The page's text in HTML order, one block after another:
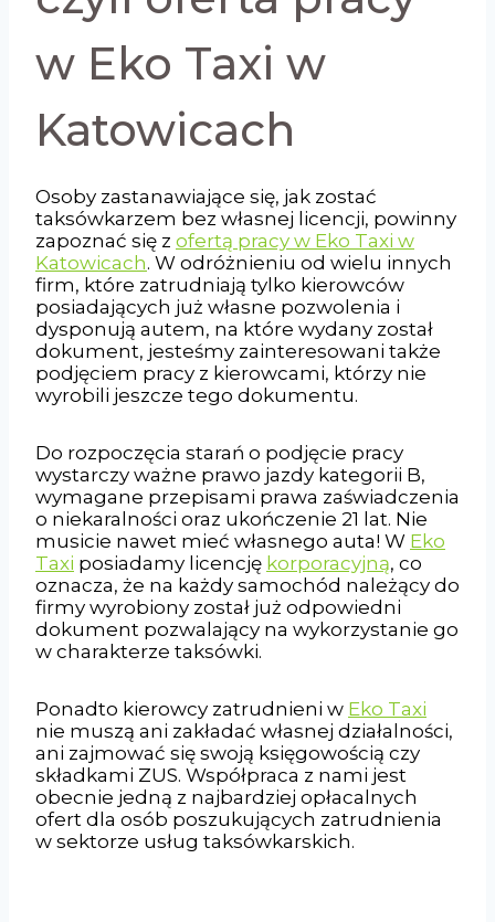
w Eko Taxi w
Katowicach
Osoby zastanawiające się, jak zostać
taksówkarzem bez własnej licencji, powinny
zapoznać się z ofertą pracy w Eko Taxi w
Katowicach. W odróżnieniu od wielu innych
firm, które zatrudniają tylko kierowców
posiadających już własne pozwolenia i
dysponują autem, na które wydany został
dokument, jesteśmy zainteresowani także
podjęciem pracy z kierowcami, którzy nie
wyrobili jeszcze tego dokumentu.
Do rozpoczęcia starań o podjęcie pracy
wystarczy ważne prawo jazdy kategorii B,
wymagane przepisami prawa zaświadczenia
o niekaralności oraz ukończenie 21 lat. Nie
musicie nawet mieć własnego auta! W Eko
Taxi posiadamy licencję korporacyjną, co
oznacza, że na każdy samochód należący do
firmy wyrobiony został już odpowiedni
dokument pozwalający na wykorzystanie go
w charakterze taksówki.
Ponadto kierowcy zatrudnieni w Eko Taxi
nie muszą ani zakładać własnej działalności,
ani zajmować się swoją księgowością czy
składkami ZUS. Współpraca z nami jest
obecnie jedną z najbardziej opłacalnych
ofert dla osób poszukujących zatrudnienia
w sektorze usług taksówkarskich.